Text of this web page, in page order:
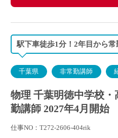
駅下車徒歩1分！2年目から
千葉県 非常勤講師
物理 千葉明徳中学校・
勤講師 2027年4月開始
仕事NO：T272-2606-404rik